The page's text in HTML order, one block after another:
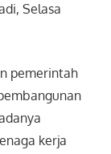
Selasa
pemerintah
kerja